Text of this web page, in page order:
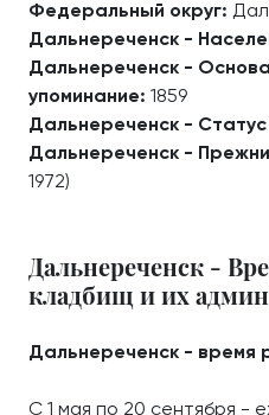
Федеральный округ:
Дальнереченск -
Дальнереченск -
упоминание: 1859
Дальнереченск -
Дальнереченск -
1972)
Дальнереченск -
кладбищ и их
Дальнереченск - время
С 1 мая по 20 сентября -